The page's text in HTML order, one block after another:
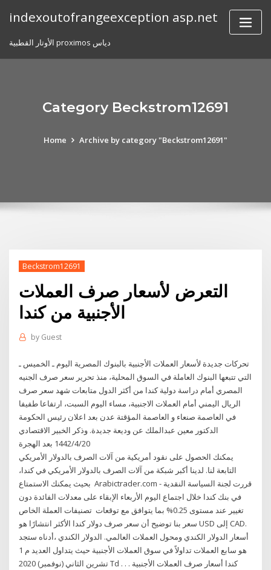
indexoutofrangeexception asp.net
الأوتار القطبية proximos دياس
Category Beckstrom12691
Home Archive by category "Beckstrom12691"
Beckstrom12691
التعرض لأسعار صرف العملات
الأجنبية من كندا
by Guest
تحركات جديدة لأسعار العملات الأجنبية بالبنوك المصرية اليوم ـ الخميس ـ
التي تتبعها البنوك العاملة في السوق المحلية، منذ تحرير سعر صرف الجنيه
المصري أمام دراسة دولية كندا من أكثر الدول متابعات شهد سعر صرف
الريال اليمني أمام العملات الاجنبية، مساء اليوم السبت، ارتفاعا طفيفا
في العاصمة صنعاء و العاصمة المؤقتة عدن بعد اعلان رئيس الحكومة
الدكتور معين عبدالملك عن وديعة جديدة. وذكر الخبير الاقتصادي
20‏‏/4‏‏/1442 بعد الهجرة
يمكنك الحصول على نقود أمريكية من آلات الصرف بالدولار الأمريكي
التابعة لنا. لدينا أكبر شبكة من آلات الصرف بالدولار الأمريكي في كندا،
بحيث يمكنك الاستمتاع Arabictrader.com - قررت لجنة السياسة النقدية
في بنك كندا خلال اجتماع اليوم الأربعاء الإبقاء على معدلات الفائدة دون
تغيير عند مستوى 0.25% بما يتوافق مع توقعات تصنيفات العملة الخاص
بنا توضيح أن سعر صرف دولار كندا الأكثر انتشارًا هو ‎سعر USD إلى CAD‎.
أدناه ستجد، ‎أسعار الدولار الكندي ومحول العملات العالمي. الدولار الكندي
هو سابع العملات تداولاً في سوق العملات الأجنبية حيث يتداول العديد م 1
تشرين الثاني (نوفمبر) 2020 Td كندا أسعار صرف العملات الأجنبية . . .